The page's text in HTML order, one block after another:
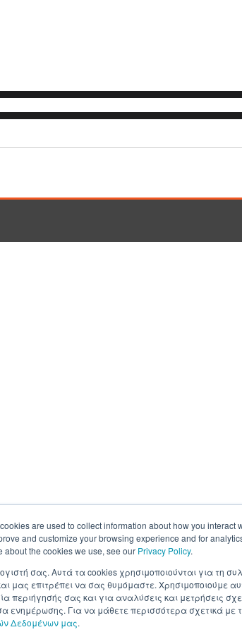
are used to collect information about how you interact
and customize your browsing experience and for
about the cookies we use, see our Privacy Policy.
σας. Αυτά τα cookies χρησιμοποιούνται για τη
μας επιτρέπει να σας θυμόμαστε. Χρησιμοποιούμε
περιήγησής σας και για αναλύσεις και μετρήσεις
ενημέρωσης. Για να μάθετε περισσότερα σχετικά με
Δεδομένων μας.